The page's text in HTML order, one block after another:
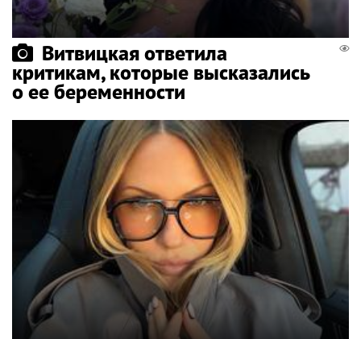
Витвицкая ответила
критикам, которые высказались
о ее беременности